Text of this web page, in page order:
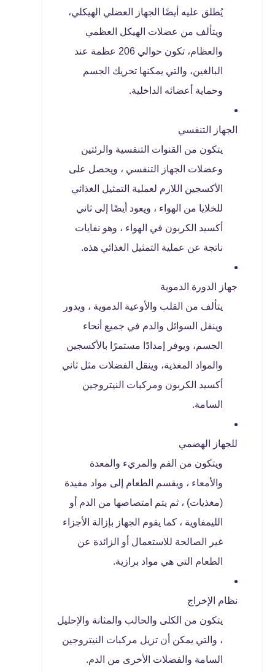
يُطلق عليه أيضًا الجهاز العضلي الهيكلي،
ويتألف من عضلات الهيكل العظمي
والعظام، تكون حوالي 206 عظمة عند
البالغين، والتي يمكنها تحريك الجسم
وحماية أعضائه الداخلية.
الجهاز التنفسي
يتكون من القنوات التنفسية والرئتين
وعضلات الجهاز التنفسي ، ويحصل على
الأكسجين اللازم لعملية التمثيل الغذائي
للخلايا من الهواء ، ويعود أيضًا إلى ثاني
أكسيد الكربون في الهواء ، وهو نفايات
ناتجة عن عملية التمثيل الغذائي هذه.
جهاز الدورة الدموية
يتألف من القلب والأوعية الدموية ، ويدور
وينقل السوائل والدم في جميع أنحاء
الجسم، ويوفر إمدادًا مستمرًا بالأكسجين
والمواد المغذية، وينقل الفضلات مثل ثاني
أكسيد الكربون ومركبات النيتروجين
السامة.
للجهاز الهضمي
ويتكون من الفم والمريء والمعدة
والأمعاء ، ويقسم الطعام إلى مواد مفيدة
(مغذيات) ، ثم يتم امتصاصها من الدم أو
الليمفاوية ، كما يقوم الجهاز بإزالة الأجزاء
غير الصالحة للاستعمال أو الزائدة عن
الطعام التي هي مواد برازية.
نظام الإخراج
يتكون من الكلى والحالب والمثانة والإحليل
، والتي يمكن أن تزيل مركبات النيتروجين
السامة والفضلات الأخرى من الدم.